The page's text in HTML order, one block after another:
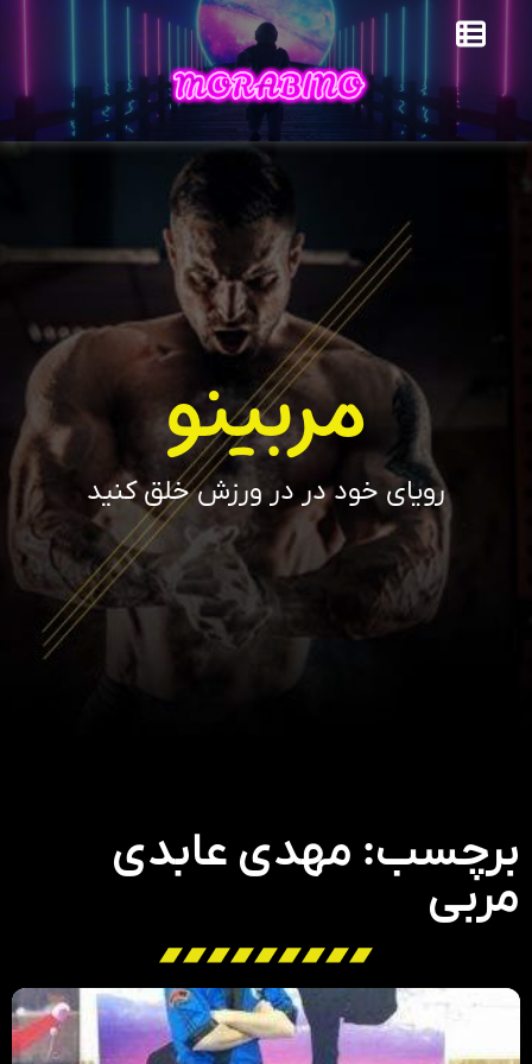
مربینو
رویای خود در در ورزش خلق کنید
برچسب: مهدی عابدی
مربی